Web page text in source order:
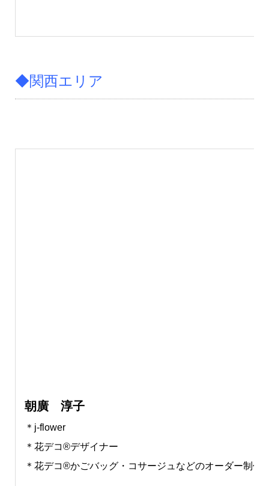
◆関西エリア
朝廣 淳子
＊j-flower
＊花デコ®︎デザイナー
＊花デコ®︎かごバッグ・コサージュなどのオーダー制作